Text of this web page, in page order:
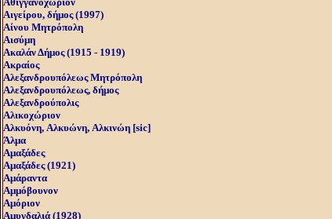
Αιγείρου, δήμος (1997)
Αίνου Μητρόπολη
Αισύμη
Ακαλάν Δήμος (1915 - 1919)
Ακραίος
Αλεξανδρουπόλεως Μητρόπολη
Αλεξανδρουπόλεως, δήμος
Αλεξανδρούπολις
Αλικοχώριον
Αλκυόνη, Aλκυώνη, Aλκινώη [sic]
Άλμα
Αμαξάδες
Αμαξάδες (1921)
Αμάραντα
Αμμόβουνον
Αμόριον
Αμυγδαλιά (1928)